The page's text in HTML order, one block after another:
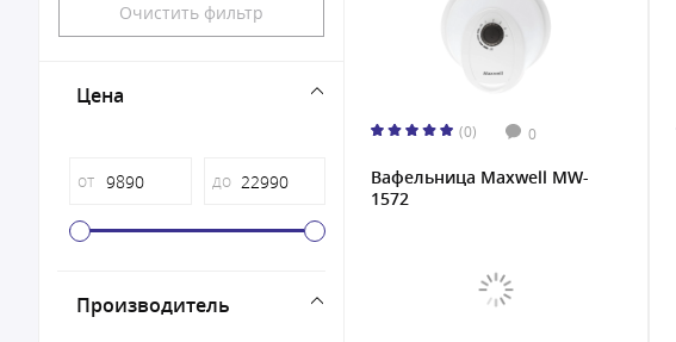
Очистить фильтр
Цена
от до
Производитель
(0) 0
Вафельница Maxwell MW-
1572